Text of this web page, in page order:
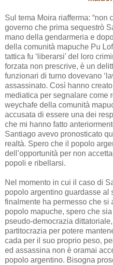
Sul tema Moira riafferma: “non
governo che prima sequestrò
mano della gendarmeria e
della comunità mapuche Pu
tattica fu ‘liberarsi’ del loro
forzata non prescrive, è un
funzionari di turno dovevano
assassinato. Così hanno
mediatica per segnalare come
weychafe della comunità
accusata di essere una dei
che mi hanno fatto
Santiago avevo pronosticato
realtà. Spero che il popolo
dell’opportunità per non
popoli e ribellarsi.
Nel momento in cui il caso di
popolo argentino guardasse al
finalmente ha permesso che si
popolo mapuche, spero che
pseudo-democrazia
partitocrazia per potere
cada per il suo proprio peso,
ed assassina non è oramai
popolo argentino. Bisogna